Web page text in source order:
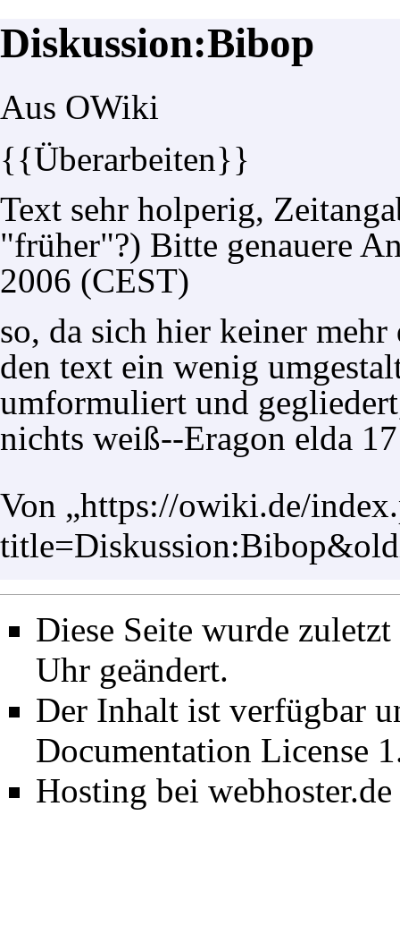
Diskussion:Bibop
Aus OWiki
{{Überarbeiten}}
Text sehr holperig,
"früher"?) Bitte genauere
2006 (CEST)
so, da sich hier keiner
den text ein wenig
umformuliert und
nichts weiß--Eragon elda
Von „https://owiki.de/
Diese Seite wurde
Uhr geändert.
Der Inhalt ist verfügbar
Documentation License
Hosting bei webhoster.de